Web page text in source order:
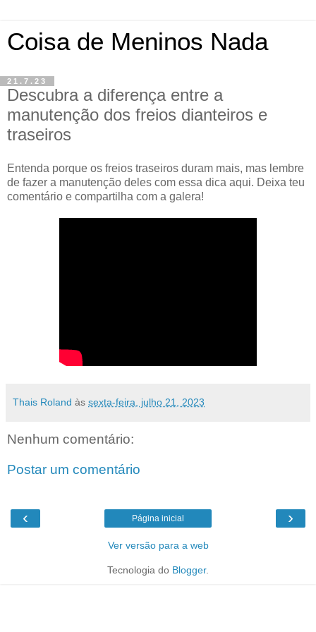
Coisa de Meninos Nada
21.7.23
Descubra a diferença entre a
manutenção dos freios dianteiros e
traseiros
Entenda porque os freios traseiros duram mais, mas lembre
de fazer a manutenção deles com essa dica aqui. Deixa teu
comentário e compartilha com a galera!
Thais Roland às sexta-feira, julho 21, 2023
Nenhum comentário:
Postar um comentário
‹ ›
Página inicial
Ver versão para a web
Tecnologia do Blogger.